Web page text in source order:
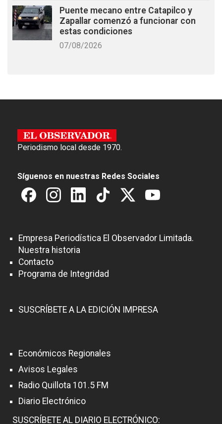
Puente mecano entre Catapilco y
Zapallar comenzó a funcionar con
estas condiciones
07/08/2026
Periodismo local desde 1970.
Síguenos en nuestras Redes Sociales
Empresa Periodística El Observador Limitada.
Nuestra historia
Contacto
Programa de Integridad
SUSCRÍBETE A LA EDICIÓN IMPRESA
Económicos Regionales
Avisos Legales
Radio Quillota 101.5 FM
Diario Electrónico
SUSCRÍBETE AL DIARIO ELECTRÓNICO: